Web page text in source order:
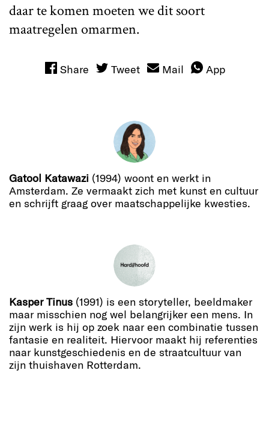
daar te komen moeten we dit soort
maatregelen omarmen.
Share Tweet Mail App
Gatool Katawazi (1994) woont en werkt in
Amsterdam. Ze vermaakt zich met kunst en cultuur
en schrijft graag over maatschappelijke kwesties.
Kasper Tinus (1991) is een storyteller, beeldmaker
maar misschien nog wel belangrijker een mens. In
zijn werk is hij op zoek naar een combinatie tussen
fantasie en realiteit. Hiervoor maakt hij referenties
naar kunstgeschiedenis en de straatcultuur van
zijn thuishaven Rotterdam.